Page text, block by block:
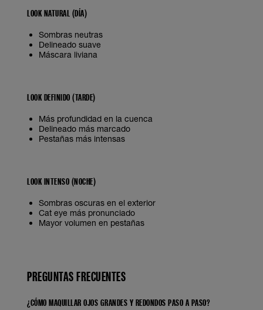
LOOK NATURAL (DÍA)
Sombras neutras
Delineado suave
Máscara liviana
LOOK DEFINIDO (TARDE)
Más profundidad en la cuenca
Delineado más marcado
Pestañas más intensas
LOOK INTENSO (NOCHE)
Sombras oscuras en el exterior
Cat eye más pronunciado
Mayor volumen en pestañas
PREGUNTAS FRECUENTES
¿CÓMO MAQUILLAR OJOS GRANDES Y REDONDOS PASO A PASO?